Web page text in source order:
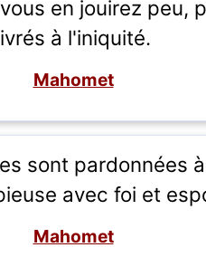
en jouirez peu,
à l'iniquité.
Mahomet
sont pardonnées
avec foi et
Mahomet